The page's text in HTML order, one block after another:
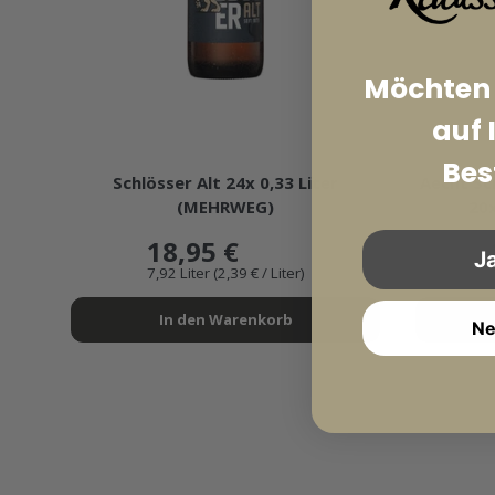
Schlösser Alt 24x 0,33 Liter
(MEHRWEG)
18,95 €
7,92 Liter (2,39 € / Liter)
In den Warenkorb
Aecht
auf